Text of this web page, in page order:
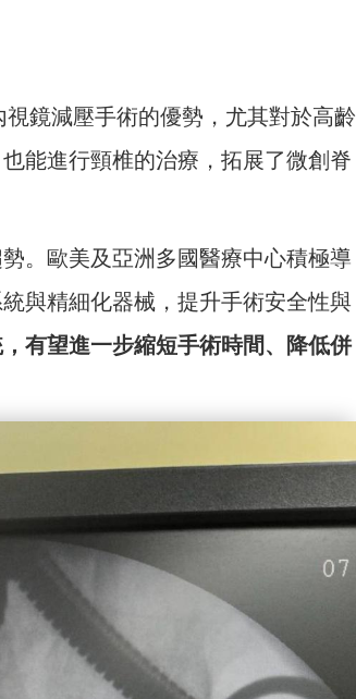
鏡減壓手術的優勢，尤其對於高齡
能進行頸椎的治療，拓展了微創脊
。歐美及亞洲多國醫療中心積極導
與精細化器械，提升手術安全性與
有望進一步縮短手術時間、降低併